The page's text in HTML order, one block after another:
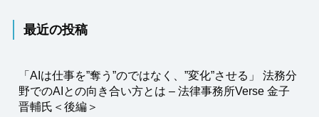
最近の投稿
「AIは仕事を”奪う”のではなく、”変化”させる」 法務分
野でのAIとの向き合い方とは – 法律事務所Verse 金子
晋輔氏＜後編＞